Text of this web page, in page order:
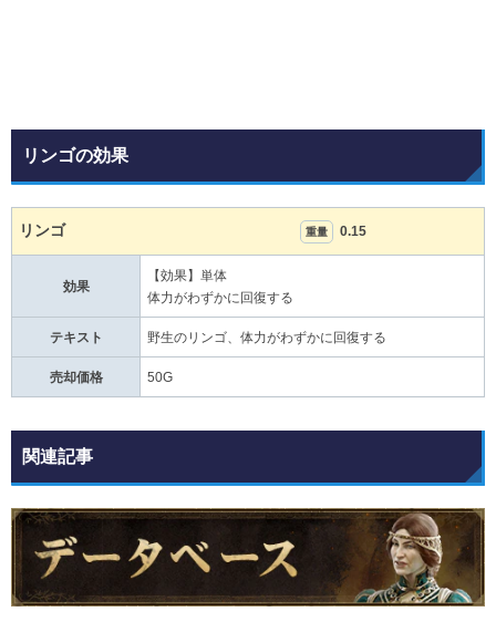
リンゴの効果
リンゴ 重量 0.15
効果
【効果】単体
体力がわずかに回復する
テキスト 野生のリンゴ、体力がわずかに回復する
売却価格 50G
関連記事